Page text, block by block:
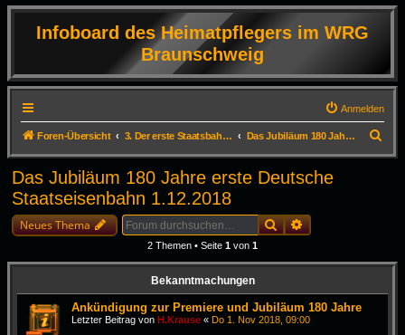
Infoboard des Heimatpflegers im WRG
Braunschweig
Anmelden
Foren-Übersicht 3. Der erste Staatsbahnhof Deutschlands in Braunschweig Das Jubiläum 180 Jahre erste Deutsche Staatseisenbahn 1.12.2018
u
Das Jubiläum 180 Jahre erste Deutsche
Staatseisenbahn 1.12.2018
Neues Thema SucheErweiterte Suche
2 Themen • Seite 1 von 1
Bekanntmachungen
Ankündigung zur Premiere und Jubiläum 180 Jahre
Letzter Beitrag von H.Krause « Do 1. Nov 2018, 09:00